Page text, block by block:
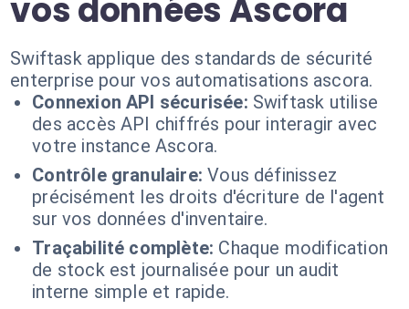
vos données Ascora
Swiftask applique des standards de sécurité
enterprise pour vos automatisations ascora.
Connexion API sécurisée: Swiftask utilise
des accès API chiffrés pour interagir avec
votre instance Ascora.
Contrôle granulaire: Vous définissez
précisément les droits d'écriture de l'agent
sur vos données d'inventaire.
Traçabilité complète: Chaque modification
de stock est journalisée pour un audit
interne simple et rapide.